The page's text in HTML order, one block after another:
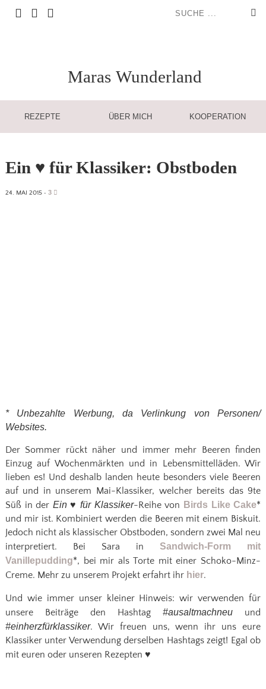
Maras Wunderland
REZEPTE ÜBER MICH KOOPERATION
Ein ♥ für Klassiker: Obstboden
24. MAI 2015• 3
* Unbezahlte Werbung, da Verlinkung von Personen/
Websites.
Der Sommer rückt näher und immer mehr Beeren finden
Einzug auf Wochenmärkten und in Lebensmittelläden. Wir
lieben es! Und deshalb landen heute besonders viele Beeren
auf und in unserem Mai-Klassiker, welcher bereits das 9te
Süß in der Ein ♥ für Klassiker-Reihe von Birds Like Cake*
und mir ist. Kombiniert werden die Beeren mit einem Biskuit.
Jedoch nicht als klassischer Obstboden, sondern zwei Mal neu
interpretiert. Bei Sara inSandwich-Form mit
Vanillepudding*, bei mir als Torte mit einer Schoko-Minz-
Creme. Mehr zu unserem Projekt erfahrt ihr hier.
Und wie immer unser kleiner Hinweis: wir verwenden für
unsere Beiträge den Hashtag#ausaltmachneu und
#einherzfürklassiker. Wir freuen uns, wenn ihr uns eure
Klassiker unter Verwendung derselben Hashtags zeigt! Egal ob
mit euren oder unseren Rezepten ♥